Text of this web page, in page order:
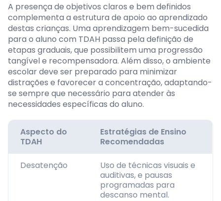
A presença de objetivos claros e bem definidos
complementa a estrutura de apoio ao aprendizado
destas crianças. Uma aprendizagem bem-sucedida
para o aluno com TDAH passa pela definição de
etapas graduais, que possibilitem uma progressão
tangível e recompensadora. Além disso, o ambiente
escolar deve ser preparado para minimizar
distrações e favorecer a concentração, adaptando-
se sempre que necessário para atender às
necessidades específicas do aluno.
Aspecto do
TDAH
Estratégias de Ensino
Recomendadas
Desatenção
Uso de técnicas visuais e
auditivas, e pausas
programadas para
descanso mental.